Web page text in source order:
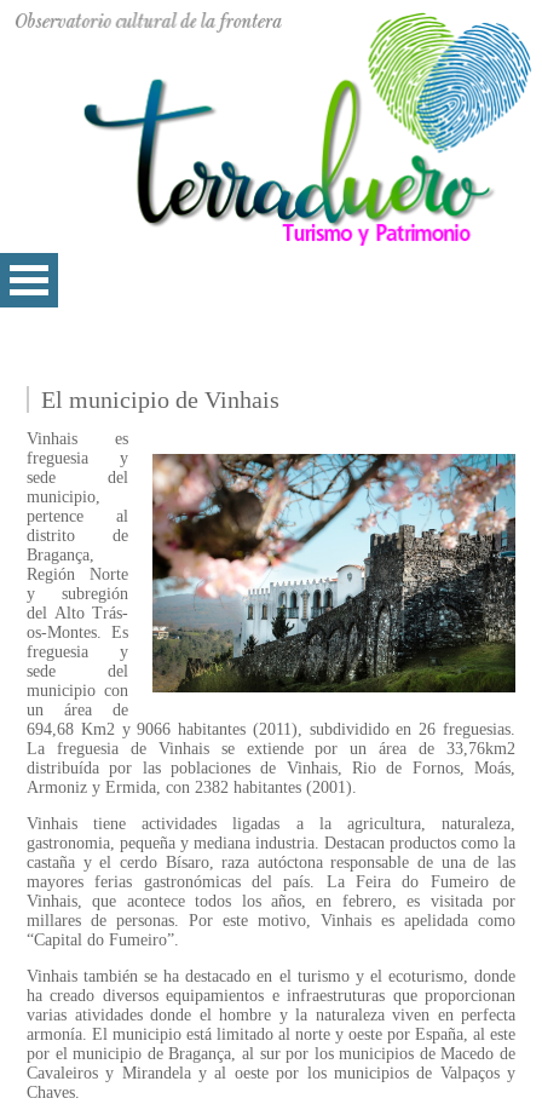
El municipio de Vinhais
Vinhais es
freguesia y
sede del
municipio,
pertence al
distrito de
Bragança,
Región Norte
y subregión
del Alto Trás-
os-Montes. Es
freguesia y
sede del
municipio con
un área de
694,68 Km2 y 9066 habitantes (2011), subdividido en 26 freguesias.
La freguesia de Vinhais se extiende por un área de 33,76km2
distribuída por las poblaciones de Vinhais, Rio de Fornos, Moás,
Armoniz y Ermida, con 2382 habitantes (2001).
Vinhais tiene actividades ligadas a la agricultura, naturaleza,
gastronomia, pequeña y mediana industria. Destacan productos como la
castaña y el cerdo Bísaro, raza autóctona responsable de una de las
mayores ferias gastronómicas del país. La Feira do Fumeiro de
Vinhais, que acontece todos los años, en febrero, es visitada por
millares de personas. Por este motivo, Vinhais es apelidada como
“Capital do Fumeiro”.
Vinhais también se ha destacado en el turismo y el ecoturismo, donde
ha creado diversos equipamientos e infraestruturas que proporcionan
varias atividades donde el hombre y la naturaleza viven en perfecta
armonía. El municipio está limitado al norte y oeste por España, al este
por el municipio de Bragança, al sur por los municipios de Macedo de
Cavaleiros y Mirandela y al oeste por los municipios de Valpaços y
Chaves.